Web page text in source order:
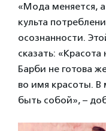
«Мода меняется,
культа
осознанности.
сказать:
Барби не готова
во имя красоты.
быть собой», –